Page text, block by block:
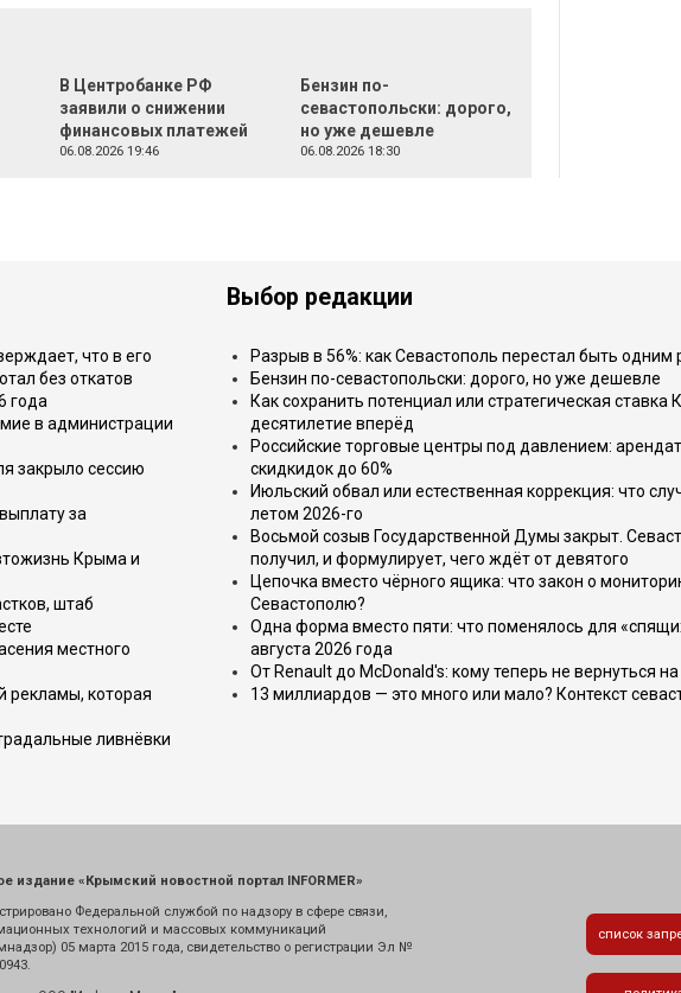
В Центробанке РФ
заявили о снижении
финансовых платежей
06.08.2026 19:46
Бензин по-
севастопольски: дорого,
но уже дешевле
06.08.2026 18:30
что в его
без откатов
года
в администрации
закрыло сессию
за
Крыма и
штаб
местного
рекламы, которая
ливнёвки
Выбор редакции
Разрыв в 56%: как Севастополь перестал быть
Бензин по-севастопольски: дорого, но уже дешевле
Как сохранить потенциал или стратегическая ставка
десятилетие вперёд
Российские торговые центры под давлением:
скидкидок до 60%
Июльский обвал или естественная коррекция: что
летом 2026-го
Восьмой созыв Государственной Думы закрыт.
получил, и формулирует, чего ждёт от девятого
Цепочка вместо чёрного ящика: что закон о
Севастополю?
Одна форма вместо пяти: что поменялось для
августа 2026 года
От Renault до McDonald's: кому теперь не вернуться
13 миллиардов — это много или мало? Контекст
издание «Крымский новостной портал INFORMER»
Федеральной службой по надзору в сфере связи,
технологий и массовых коммуникаций
05 марта 2015 года, свидетельство о регистрации Эл №
список